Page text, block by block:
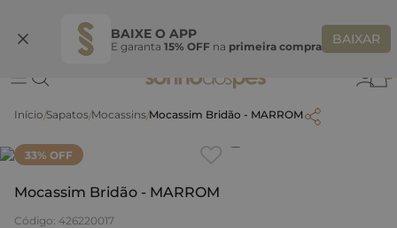
BAIXE O APP
E garanta 15% OFF na primeira compra BAIXAR
Ganhe 10% OFF na coleção utilizando o código do seu vendedor*
Sapatos Mocassins Mocassim Bridão - MARROM
33% OFF
Mocassim Bridão - MARROM
Código: 426220017